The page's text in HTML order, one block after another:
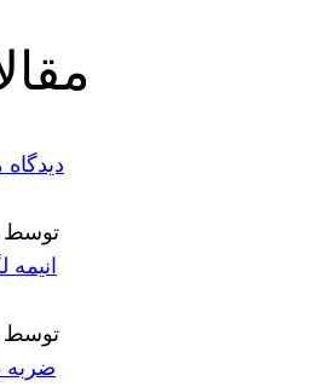
توسط
انیمه
توسط
ضربه